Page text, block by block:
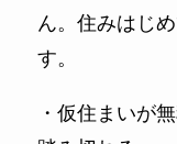
ん。住みはじ
す。
・仮住まいが